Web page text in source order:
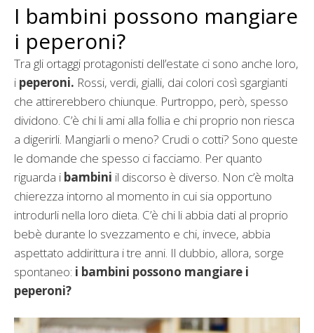
I bambini possono mangiare
i peperoni?
Tra gli ortaggi protagonisti dell’estate ci sono anche loro,
i peperoni. Rossi, verdi, gialli, dai colori così sgargianti
che attirerebbero chiunque. Purtroppo, però, spesso
dividono. C’è chi li ami alla follia e chi proprio non riesca
a digerirli. Mangiarli o meno? Crudi o cotti? Sono queste
le domande che spesso ci facciamo. Per quanto
riguarda i bambini il discorso è diverso. Non c’è molta
chierezza intorno al momento in cui sia opportuno
introdurli nella loro dieta. C’è chi li abbia dati al proprio
bebè durante lo svezzamento e chi, invece, abbia
aspettato addirittura i tre anni. Il dubbio, allora, sorge
spontaneo: i bambini possono mangiare i
peperoni?